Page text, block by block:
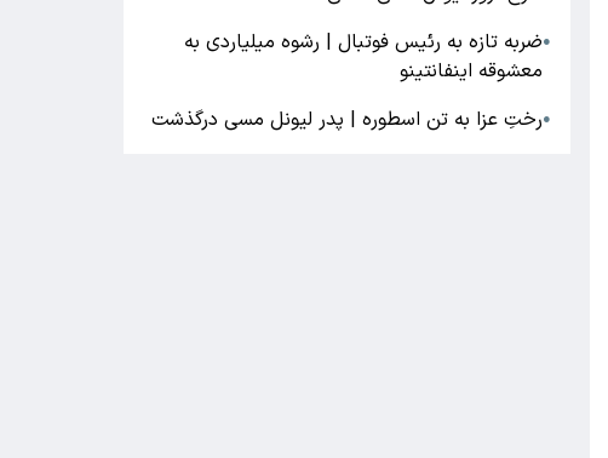
●ضربه تازه به رئیس فوتبال | رشوه میلیاردی به
معشوقه اینفانتینو
●رختِ عزا به تن اسطوره | پدر لیونل مسی درگذشت